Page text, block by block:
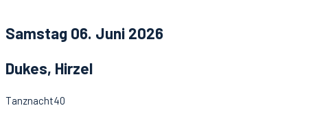
Samstag 06. Juni 2026
Dukes, Hirzel
Tanznacht40